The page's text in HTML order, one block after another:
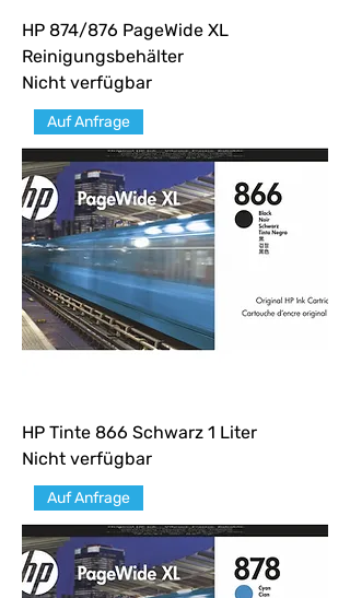
HP 874/876 PageWide XL
Reinigungsbehälter
Nicht verfügbar
Auf Anfrage
HP Tinte 866 Schwarz 1 Liter
Nicht verfügbar
Auf Anfrage